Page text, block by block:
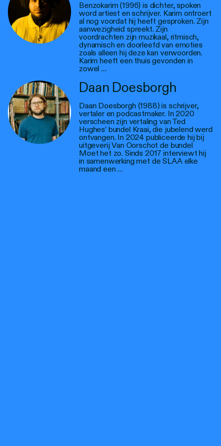
Benzokarim (1996) is dichter, spoken
word artiest en schrijver. Karim ontroert
al nog voordat hij heeft gesproken. Zijn
aanwezigheid spreekt. Zijn
voordrachten zijn muzikaal, ritmisch,
dynamisch en doorleefd van emoties
zoals alleen hij deze kan verwoorden.
Karim heeft een thuis gevonden in
zowel …
Daan Doesborgh
Daan Doesborgh (1988) is schrijver,
vertaler en podcastmaker. In 2020
verscheen zijn vertaling van Ted
Hughes’ bundel Kraai, die jubelend werd
ontvangen. In 2024 publiceerde hij bij
uitgeverij Van Oorschot de bundel
Moet het zo. Sinds 2017 interviewt hij
in samenwerking met de SLAA elke
maand een …